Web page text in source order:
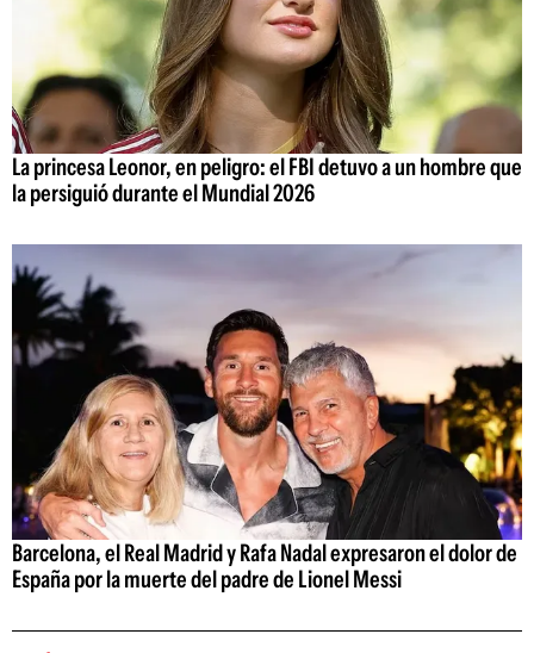
La princesa Leonor, en peligro: el FBI detuvo a un hombre que
la persiguió durante el Mundial 2026
Barcelona, el Real Madrid y Rafa Nadal expresaron el dolor de
España por la muerte del padre de Lionel Messi